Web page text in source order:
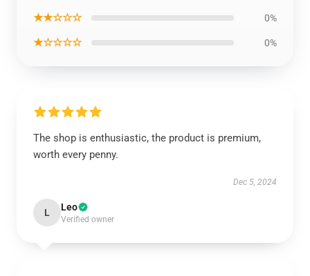
★★☆☆☆ 0%
★☆☆☆☆ 0%
The shop is enthusiastic, the product is premium,
worth every penny.
Dec 5, 2024
L Leo
Verified owner